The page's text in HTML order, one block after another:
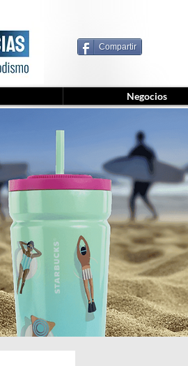
Compartir
Negocios